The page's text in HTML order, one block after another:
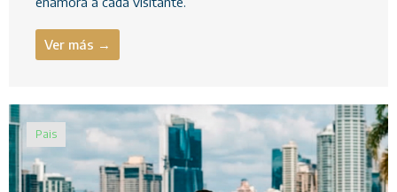
Ver más →
Pais